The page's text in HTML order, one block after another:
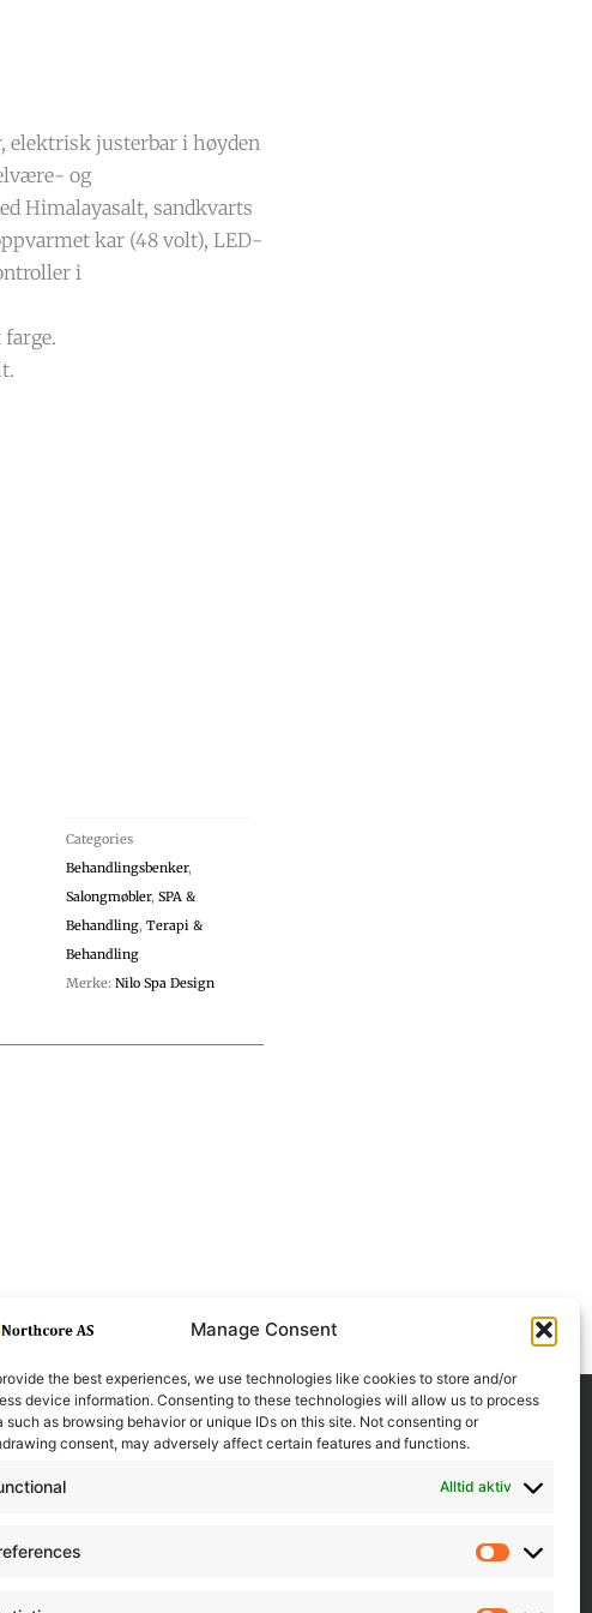
Manage Consent
the best experiences, we use technologies like cookies to store and/or
device information. Consenting to these technologies will allow us to process
such as browsing behavior or unique IDs on this site. Not consenting or
consent, may adversely affect certain features and functions.
Alltid aktiv
elektrisk justerbar i høyden
og
Himalayasalt, sandkvarts
kar (48 volt), LED-
i
Categories
Behandlingsbenker,
Salongmøbler, SPA &
Behandling, Terapi &
Behandling
Merke: Nilo Spa Design